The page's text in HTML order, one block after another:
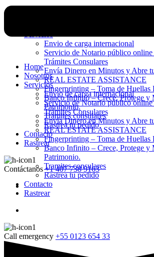
Envio de carga internacional
Servicio de Notario público
Trámites Consulares
Envía Dinero en Minutos y Abre
REAL ESTATE ASSISTANCE
Fingerprinting – Toma de Huellas
Banco Infinito – Crece, Protege y
Patrimonio.
Tramites consulares
Rastrea tu pedido
Contacto
Rastrear
Contáctanos +1 407 738 9163
Home
Nosotros
Servicios
Envio de carga internacional
Servicio de Notario público
Trámites Consulares
Envía Dinero en Minutos y Abre
REAL ESTATE ASSISTANCE
Fingerprinting – Toma de Huellas
Banco Infinito – Crece, Protege y
Patrimonio.
Tramites consulares
Rastrea tu pedido
Contacto
Rastrear
Call emergency +55 0123 654 33